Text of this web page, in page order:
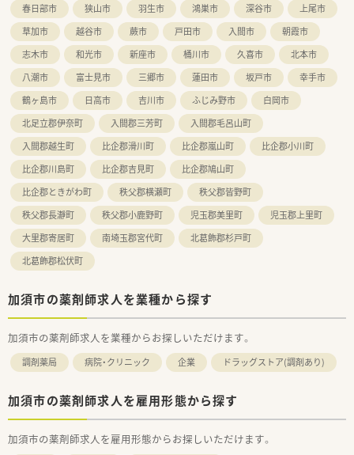
春日部市
狭山市 羽生市 鴻巣市 深谷市
上尾市
草加市
越谷市 蕨市 戸田市 入間市
朝霞市
志木市
和光市 新座市 桶川市 久喜市
北本市
八潮市
富士見市 三郷市 蓮田市 坂戸市
幸手市
鶴ヶ島市
日高市 吉川市 ふじみ野市
白岡市
北足立郡伊奈町
入間郡三芳町
入間郡毛呂山町
入間郡越生町
比企郡滑川町 比企郡嵐山町
比企郡小川町
比企郡川島町
比企郡吉見町
比企郡鳩山町
比企郡ときがわ町
秩父郡横瀬町
秩父郡皆野町
秩父郡長瀞町
秩父郡小鹿野町 児玉郡美里町
児玉郡上里町
大里郡寄居町
南埼玉郡宮代町
北葛飾郡杉戸町
北葛飾郡松伏町
加須市の薬剤師求人を業種から探す
加須市の薬剤師求人を業種からお探しいただけます。
調剤薬局 病院・クリニック 企業 ドラッグストア(調剤あり)
加須市の薬剤師求人を雇用形態から探す
加須市の薬剤師求人を雇用形態からお探しいただけます。